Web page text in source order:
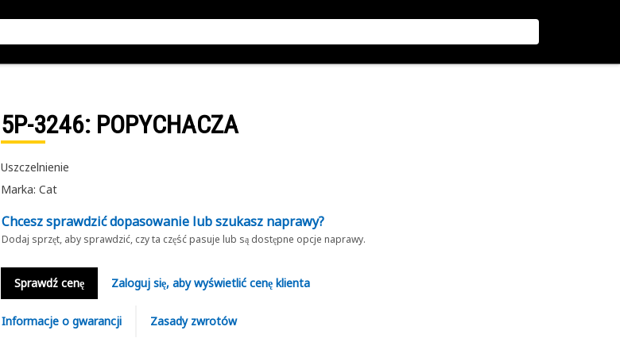
5P-3246: POPYCHACZA
Uszczelnienie
Marka: Cat
Chcesz sprawdzić dopasowanie lub szukasz naprawy?
Dodaj sprzęt, aby sprawdzić, czy ta część pasuje lub są dostępne opcje naprawy.
Sprawdź cenę Zaloguj się, aby wyświetlić cenę klienta
Informacje o gwarancji Zasady zwrotów